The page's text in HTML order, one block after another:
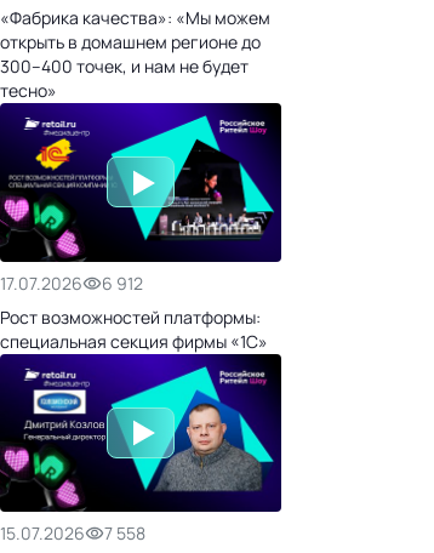
«Фабрика качества»: «Мы можем
открыть в домашнем регионе до
300–400 точек, и нам не будет
тесно»
17.07.2026
6 912
Рост возможностей платформы:
специальная секция фирмы «1С»
15.07.2026
7 558